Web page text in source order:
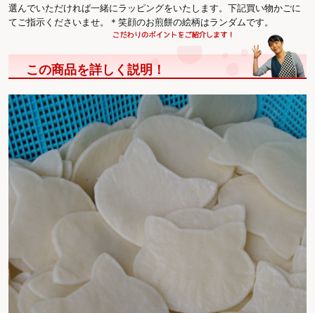
選んでいただければ一緒にラッピングをいたします。下記買い物かごに
てご指示くださいませ。＊笑顔のお煎餅の絵柄はランダムです。
この商品を詳しく説明！